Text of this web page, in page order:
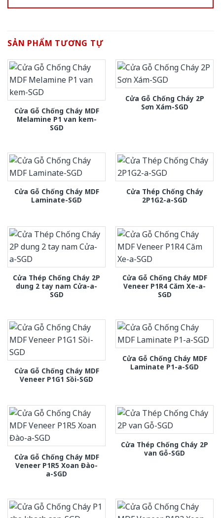
SẢN PHẨM TƯƠNG TỰ
Cửa Gỗ Chống Cháy MDF
Melamine P1 van kem-
SGD
Cửa Gỗ Chống Cháy 2P
Sơn Xám-SGD
Cửa Gỗ Chống Cháy MDF
Laminate-SGD
Cửa Thép Chống Cháy
2P1G2-a-SGD
Cửa Thép Chống Cháy 2P
dung 2 tay nam Cửa-a-
SGD
Cửa Gỗ Chống Cháy MDF
Veneer P1R4 Căm Xe-a-
SGD
Cửa Gỗ Chống Cháy MDF
Veneer P1G1 Sồi-SGD
Cửa Gỗ Chống Cháy MDF
Laminate P1-a-SGD
Cửa Gỗ Chống Cháy MDF
Veneer P1R5 Xoan Đào-
a-SGD
Cửa Thép Chống Cháy 2P
van Gỗ-SGD